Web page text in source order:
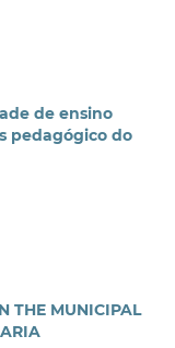
de ensino
pedagógico do
THE MUNICIPAL